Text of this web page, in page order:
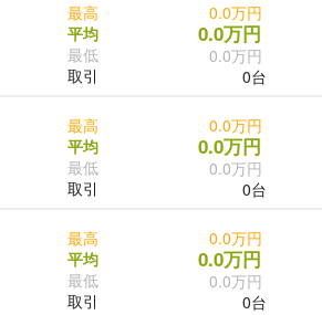
最高
平均
最低
取引
0.0万円
0.0万円
0.0万円
0台
最高
平均
最低
取引
0.0万円
0.0万円
0.0万円
0台
最高
平均
最低
取引
0.0万円
0.0万円
0.0万円
0台